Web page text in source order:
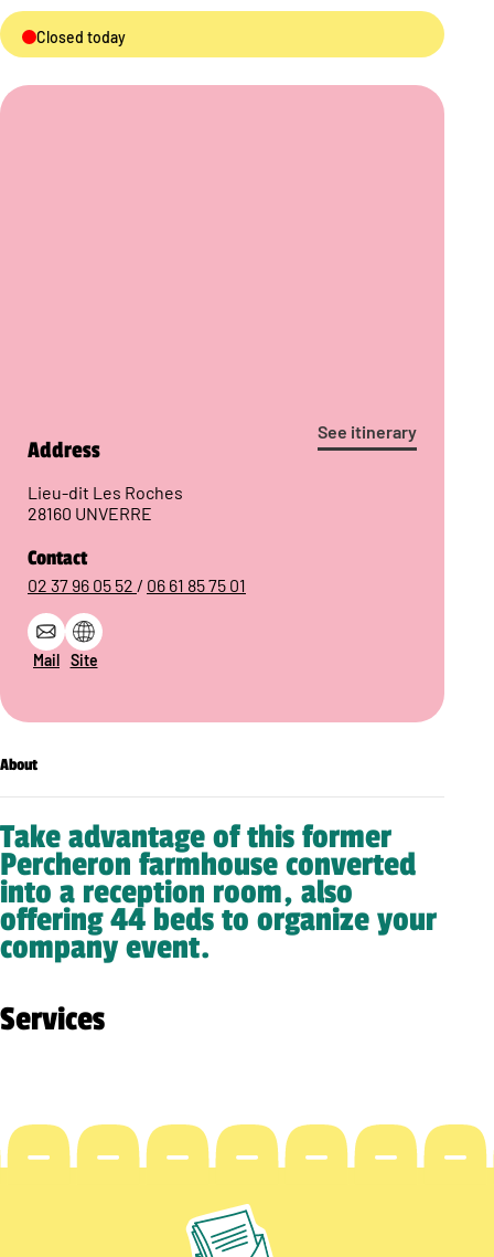
Closed today
See itinerary
Address
Lieu-dit Les Roches
28160 UNVERRE
Contact
02 37 96 05 52 / 06 61 85 75 01
Mail Site
About
Take advantage of this former
Percheron farmhouse converted
into a reception room, also
offering 44 beds to organize your
company event.
Services